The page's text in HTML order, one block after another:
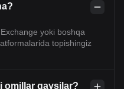
yoki boshqa
topishingiz
omillar qaysilar?